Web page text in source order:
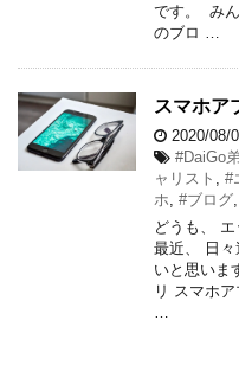
です。 ​​ み
のブロ …
スマホア
2020/08/
#DaiGo
ャリスト
#
ホ #ブログ
どうも、
最近、 日
いと思いま
リ スマホ